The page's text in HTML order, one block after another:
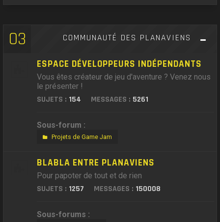
03 COMMUNAUTÉ DES PLANAVIENS
ESPACE DÉVELOPPEURS INDÉPENDANTS
Vous êtes créateur de jeu d'aventure ? Venez nous
le présenter !
SUJETS : 154 MESSAGES : 5261
Sous-forum :
Projets de Game Jam
BLABLA ENTRE PLANAVIENS
Pour papoter de tout et de rien
SUJETS : 1257 MESSAGES : 150008
Sous-forums :